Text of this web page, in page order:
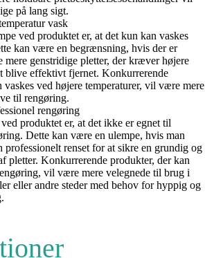
på lang sigt.
vask
ved produktet er, at det kun kan vaskes
kan være en begrænsning, hvis der er
mere genstridige pletter, der kræver højere
blive effektivt fjernet. Konkurrerende
vaskes ved højere temperaturer, vil være mere
til rengøring.
rengøring
produktet er, at det ikke er egnet til
Dette kan være en ulempe, hvis man
professionelt renset for at sikre en grundig og
pletter. Konkurrerende produkter, der kan
vil være mere velegnede til brug i
eller andre steder med behov for hyppig og